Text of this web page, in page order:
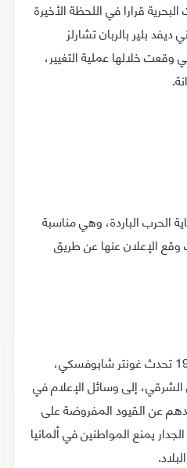
قرارا في اللحظة الأخيرة
بلير بالربان تشارلز
خلالها عملية التغيير،
الحرب الباردة، وهي مناسبة
وقع الإعلان عنها عن طريق
في نوفمبر/تشرين الثاني 1989 تحدث غونتر شابوفسكي،
إلى وسائل الإعلام في
عن القيود المفروضة على
يمنع المواطنين في ألمانيا